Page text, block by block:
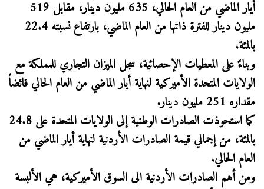
أيار الماضي من العام الحالي، 635 مليون دينار، مقابل 519
مليون دينار للفترة ذاتها من العام الماضي، بارتفاع نسبته 22.4
بالمئة.
وبناءً على المعطيات الإحصائية، سجل الميزان التجاري للمملكة مع
الولايات المتحدة الأميركية لنهاية أيار الماضي من العام الحالي فائضاً
مقداره 251 مليون دينار.
كما استحوذت الصادرات الوطنية إلى الولايات المتحدة على 24.8
بالمئة، من إجمالي قيمة الصادرات الأردنية لنهاية أيار الماضي من
العام الحالي.
ومن أهم الصادرات الأردنية الى السوق الأميركية، هي الألبسة